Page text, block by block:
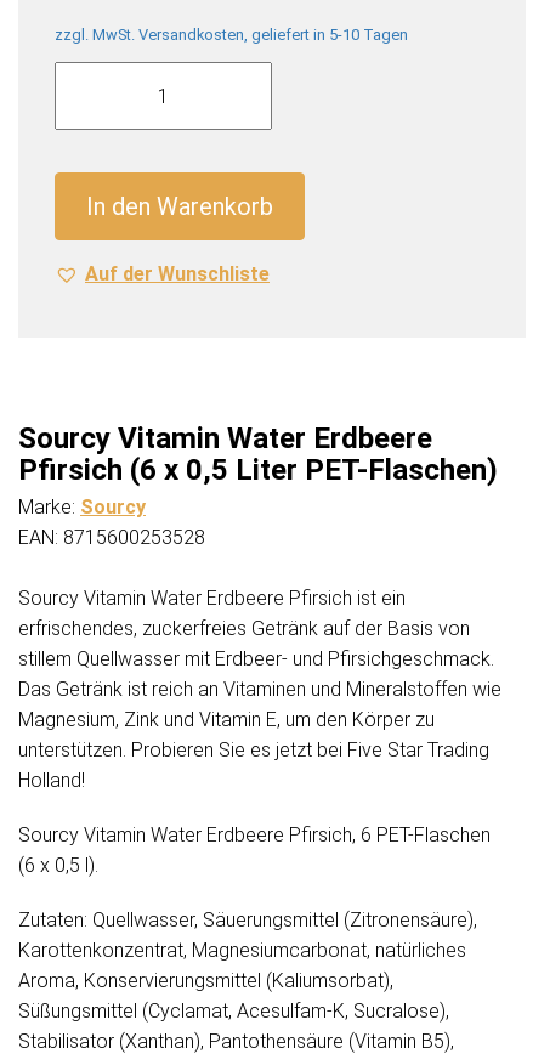
zzgl. MwSt. Versandkosten, geliefert in 5-10 Tagen
Sourcy
Water
x
0,5
In den Warenkorb
Auf der Wunschliste
Sourcy Vitamin Water Erdbeere
Pfirsich (6 x 0,5 Liter PET-Flaschen)
Marke: Sourcy
EAN: 8715600253528
Sourcy Vitamin Water Erdbeere Pfirsich ist ein
erfrischendes, zuckerfreies Getränk auf der Basis von
stillem Quellwasser mit Erdbeer- und Pfirsichgeschmack.
Das Getränk ist reich an Vitaminen und Mineralstoffen wie
Magnesium, Zink und Vitamin E, um den Körper zu
unterstützen. Probieren Sie es jetzt bei Five Star Trading
Holland!
Sourcy Vitamin Water Erdbeere Pfirsich, 6 PET-Flaschen
(6 x 0,5 l).
Zutaten: Quellwasser, Säuerungsmittel (Zitronensäure),
Karottenkonzentrat, Magnesiumcarbonat, natürliches
Aroma, Konservierungsmittel (Kaliumsorbat),
Süßungsmittel (Cyclamat, Acesulfam-K, Sucralose),
Stabilisator (Xanthan), Pantothensäure (Vitamin B5),